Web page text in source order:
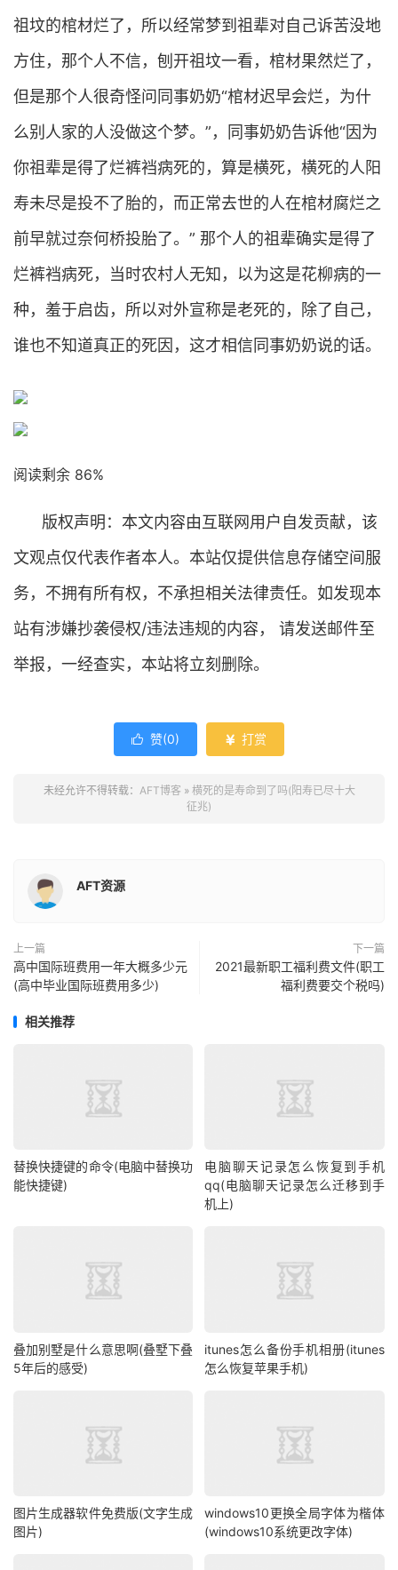
祖坟的棺材烂了，所以经常梦到祖辈对自己诉苦没地
方住，那个人不信，刨开祖坟一看，棺材果然烂了，
但是那个人很奇怪问同事奶奶“棺材迟早会烂，为什
么别人家的人没做这个梦。”，同事奶奶告诉他“因为
你祖辈是得了烂裤裆病死的，算是横死，横死的人阳
寿未尽是投不了胎的，而正常去世的人在棺材腐烂之
前早就过奈何桥投胎了。” 那个人的祖辈确实是得了
烂裤裆病死，当时农村人无知，以为这是花柳病的一
种，羞于启齿，所以对外宣称是老死的，除了自己，
谁也不知道真正的死因，这才相信同事奶奶说的话。
阅读剩余 86%
版权声明：本文内容由互联网用户自发贡献，该
文观点仅代表作者本人。本站仅提供信息存储空间服
务，不拥有所有权，不承担相关法律责任。如发现本
站有涉嫌抄袭侵权/违法违规的内容， 请发送邮件至
举报，一经查实，本站将立刻删除。
 赞(0)  打赏
未经允许不得转载： AFT博客 » 横死的是寿命到了吗(阳寿已尽十大
征兆)
AFT资源
上一篇
高中国际班费用一年大概多少元
(高中毕业国际班费用多少)
下一篇
2021最新职工福利费文件(职工
福利费要交个税吗)
相关推荐
替换快捷键的命令(电脑中替换功
能快捷键)
电脑聊天记录怎么恢复到手机
qq(电脑聊天记录怎么迁移到手
机上)
叠加别墅是什么意思啊(叠墅下叠
5年后的感受)
itunes怎么备份手机相册(itunes
怎么恢复苹果手机)
图片生成器软件免费版(文字生成
图片)
windows10更换全局字体为楷体
(windows10系统更改字体)